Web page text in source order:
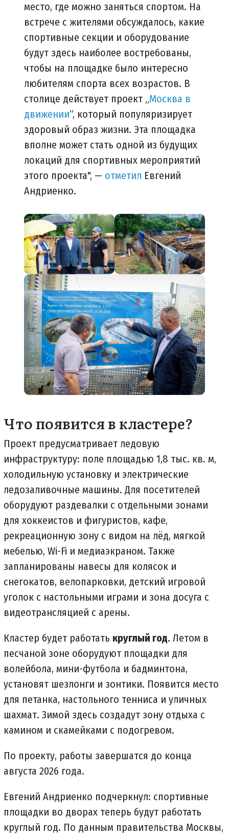
место, где можно заняться спортом. На
встрече с жителями обсуждалось, какие
спортивные секции и оборудование
будут здесь наиболее востребованы,
чтобы на площадке было интересно
любителям спорта всех возрастов. В
столице действует проект „Москва в
движении“, который популяризирует
здоровый образ жизни. Эта площадка
вполне может стать одной из будущих
локаций для спортивных мероприятий
этого проекта", — отметил Евгений
Андриенко.
Что появится в кластере?
Проект предусматривает ледовую
инфраструктуру: поле площадью 1,8 тыс. кв. м,
холодильную установку и электрические
ледозаливочные машины. Для посетителей
оборудуют раздевалки с отдельными зонами
для хоккеистов и фигуристов, кафе,
рекреационную зону с видом на лёд, мягкой
мебелью, Wi-Fi и медиаэкраном. Также
запланированы навесы для колясок и
снегокатов, велопарковки, детский игровой
уголок с настольными играми и зона досуга с
видеотрансляцией с арены.
Кластер будет работать круглый год. Летом в
песчаной зоне оборудуют площадки для
волейбола, мини-футбола и бадминтона,
установят шезлонги и зонтики. Появится место
для петанка, настольного тенниса и уличных
шахмат. Зимой здесь создадут зону отдыха с
камином и скамейками с подогревом.
По проекту, работы завершатся до конца
августа 2026 года.
Евгений Андриенко подчеркнул: спортивные
площадки во дворах теперь будут работать
круглый год. По данным правительства Москвы,